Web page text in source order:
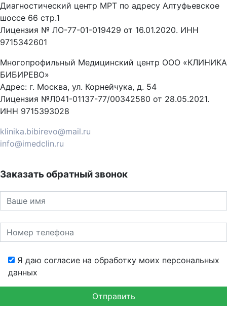
Диагностический центр МРТ по адресу Алтуфьевское
шоссе 66 стр.1
Лицензия № ЛО-77-01-019429 от 16.01.2020. ИНН
9715342601
Многопрофильный Медицинский центр ООО «КЛИНИКА
БИБИРЕВО»
Адрес: г. Москва, ул. Корнейчука, д. 54
Лицензия №Л041-01137-77/00342580 от 28.05.2021.
ИНН 9715393028
klinika.bibirevo@mail.ru
info@imedclin.ru
Заказать обратный звонок
Я даю согласие на обработку моих персональных
данных